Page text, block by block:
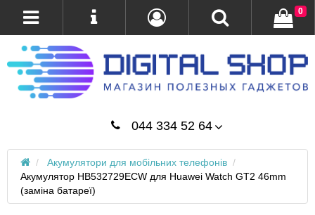
044 334 52 64
0
Акумулятори для мобільних телефонів
Акумулятор HB532729ECW для Huawei Watch GT2 46mm
(заміна батареї)